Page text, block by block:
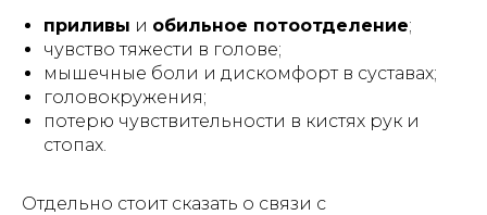
приливы и обильное потоотделение;
чувство тяжести в голове;
мышечные боли и дискомфорт в суставах;
головокружения;
потерю чувствительности в кистях рук и
стопах.
Отдельно стоит сказать о связи с